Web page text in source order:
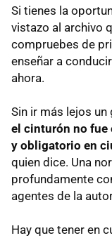
Si tienes la
vistazo al archivo
compruebes de
enseñar a
ahora.
Sin ir más lejos
el cinturón no fue
y obligatorio en
quien dice. Una
profundamente
agentes de la
Hay que tener en